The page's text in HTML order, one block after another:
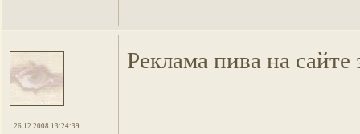
26.12.2008 13:24:39
Реклама пива на